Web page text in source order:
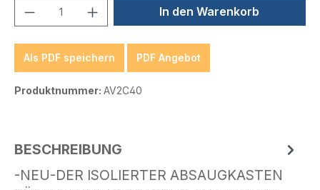
Produkt Anzahl: Gib denIn den Warenkorb
Als PDF speichern PDF Angebot
Produktnummer: AV2C40
BESCHREIBUNG
-NEU-DER ISOLIERTER ABSAUGKASTEN